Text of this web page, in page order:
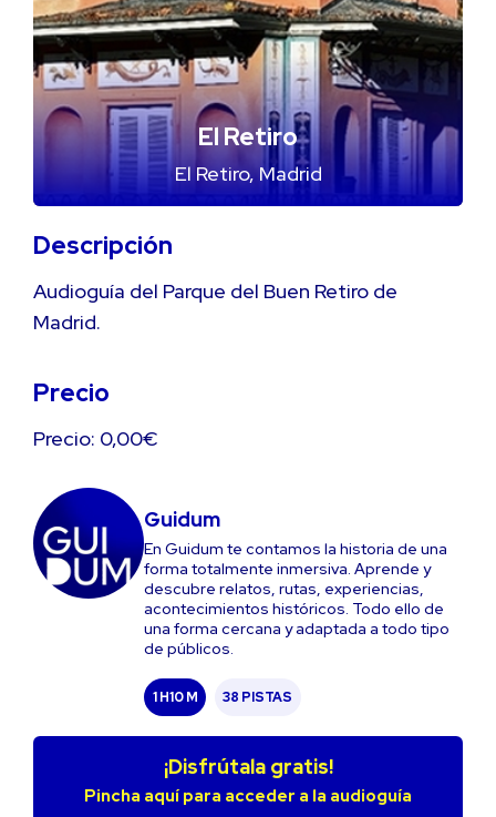
El Retiro
El Retiro, Madrid
Descripción
Audioguía del Parque del Buen Retiro de
Madrid.
Precio
Precio: 0,00€
Guidum
En Guidum te contamos la historia de una
forma totalmente inmersiva. Aprende y
descubre relatos, rutas, experiencias,
acontecimientos históricos. Todo ello de
una forma cercana y adaptada a todo tipo
de públicos.
1 H10 M 38 PISTAS
¡Disfrútala gratis!
Pincha aquí para acceder a la audioguía